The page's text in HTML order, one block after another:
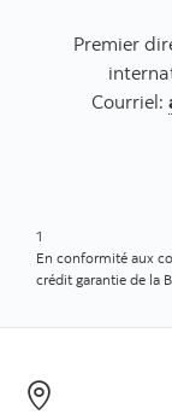
Premier
Courriel:
1
En conformité aux
crédit garantie de la